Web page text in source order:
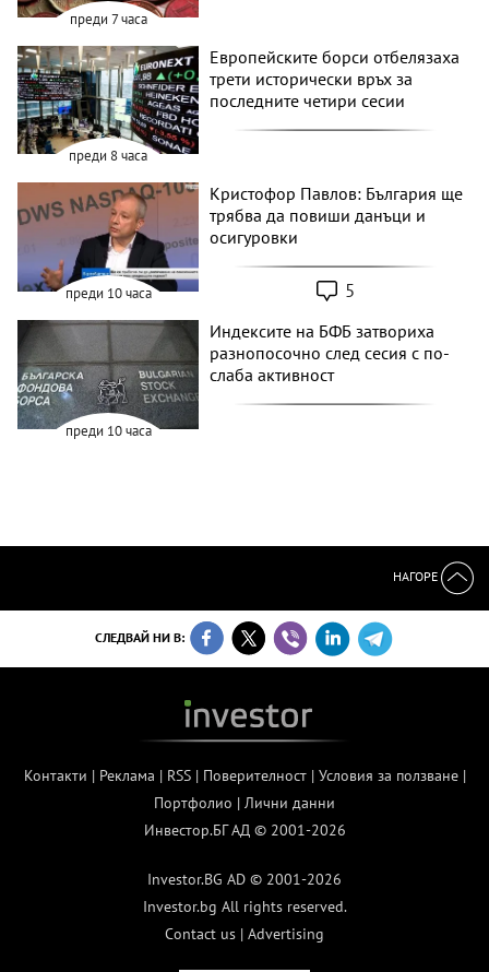
преди 7 часа
преди 8 часа
Европейските борси отбелязаха
трети исторически връх за
последните четири сесии
преди 10 часа
Кристофор Павлов: България ще
трябва да повиши данъци и
осигуровки
5
преди 10 часа
Индексите на БФБ затвориха
разнопосочно след сесия с по-
слаба активност
НАГОРЕ
СЛЕДВАЙ НИ В:
Контакти | Реклама | RSS| Поверителност| Условия за ползване|
Портфолио | Лични данни
Инвестор.БГ АД © 2001-2026
Investor.BG AD © 2001-2026
Investor.bg All rights reserved.
Contact us | Advertising